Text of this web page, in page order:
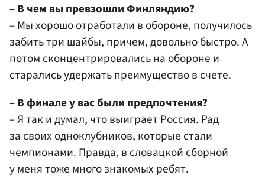
– В чем вы превзошли Финляндию?
– Мы хорошо отработали в обороне, получилось
забить три шайбы, причем, довольно быстро. А
потом сконцентрировались на обороне и
старались удержать преимущество в счете.
– В финале у вас были предпочтения?
– Я так и думал, что выиграет Россия. Рад
за своих одноклубников, которые стали
чемпионами. Правда, в словацкой сборной
у меня тоже много знакомых ребят.